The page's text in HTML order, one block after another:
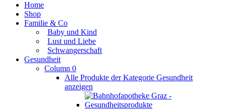
Home
Shop
Familie & Co
Baby und Kind
Lust und Liebe
Schwangerschaft
Gesundheit
Column 0
Alle Produkte der Kategorie Gesundheit
anzeigen